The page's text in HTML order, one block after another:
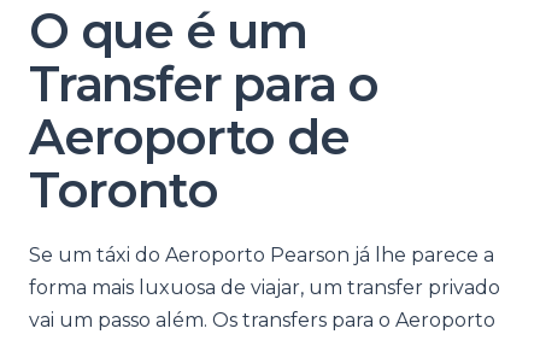
O que é um
Transfer para o
Aeroporto de
Toronto
Se um táxi do Aeroporto Pearson já lhe parece a
forma mais luxuosa de viajar, um transfer privado
vai um passo além. Os transfers para o Aeroporto